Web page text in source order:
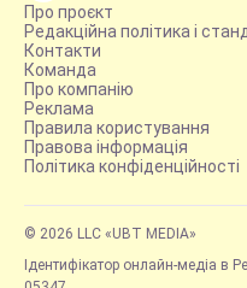
Про проєкт
Редакційна політика і
Контакти
Команда
Про компанію
Реклама
Правила користування
Правова інформація
Політика конфіденційності
© 2026 LLC «UBT MEDIA»
Ідентифікатор онлайн-медіа в